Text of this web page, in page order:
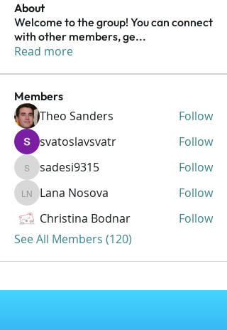
About
Welcome to the group! You can connect
with other members, ge...
Read more
Members
Theo Sanders
Follow
svatoslavsvatr
Follow
sadesi9315
sadesi9315 Follow
Lana Nosova
Lana Nosova
Follow
Christina Bodnar
Follow
See All Members (120)